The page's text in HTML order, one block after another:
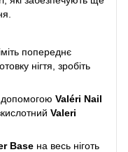
попереднє
нігтя, зробіть
допомогою Valéri Nail
Valeri
Base на весь ніготь